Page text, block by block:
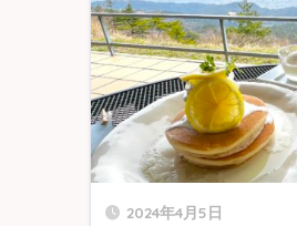
2024年4月5日